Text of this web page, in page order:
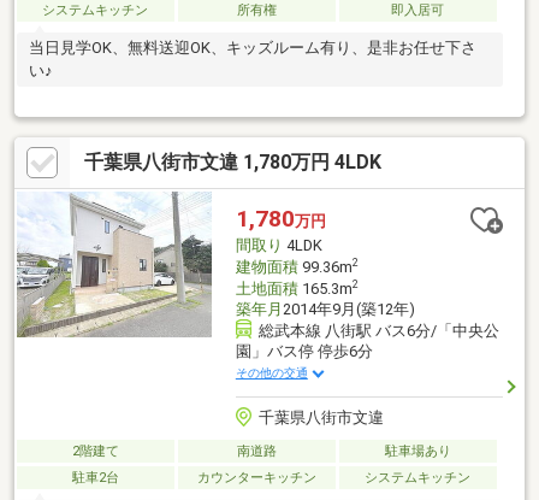
システムキッチン
所有権 即入居可
当日見学OK、無料送迎OK、キッズルーム有り、是非お任せ下さ
い♪
千葉県八街市文違 1,780万円 4LDK
1,780万円
間取り 4LDK
建物面積99.36m2
土地面積165.3m2
築年月 2014年9月(築12年)
総武本線 八街駅 バス6分/「中央公
園」バス停 停歩6分
その他の交通
千葉県八街市文違
2階建て 南道路
駐車場あり
駐車2台
カウンターキッチン システムキッチン